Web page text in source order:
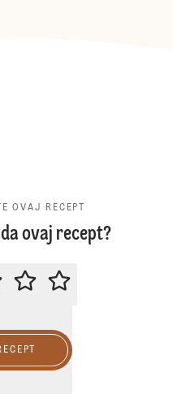
OVAJ RECEPT
ovaj recept?
DA OCENITE OVAJ